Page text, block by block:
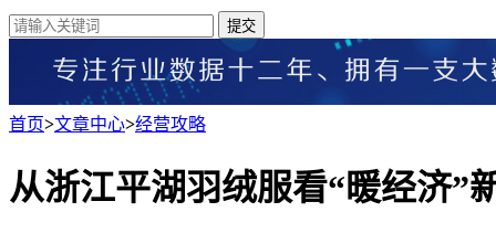
提交
首页>文章中心>经营攻略
从浙江平湖羽绒服看“暖经济”